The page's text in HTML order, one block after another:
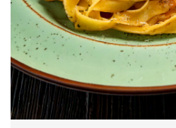
e decora con
Un piatto elegante e